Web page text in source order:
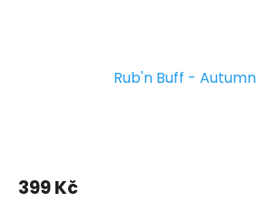
Rub'n Buff -
399 Kč